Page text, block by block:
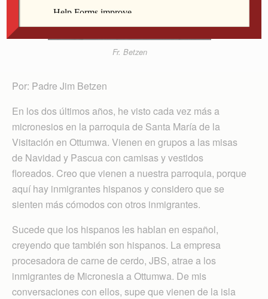
Fr. Betzen
Por: Padre Jim Betzen
En los dos últimos años, he visto cada vez más a
micronesios en la parroquia de Santa María de la
Visitación en Ottumwa. Vienen en grupos a las misas
de Navidad y Pascua con camisas y vestidos
floreados. Creo que vienen a nuestra parroquia, porque
aquí hay inmigrantes hispanos y considero que se
sienten más cómodos con otros inmigrantes.
Sucede que los hispanos les hablan en español,
creyendo que también son hispanos. La empresa
procesadora de carne de cerdo, JBS, atrae a los
inmigrantes de Micronesia a Ottumwa. De mis
conversaciones con ellos, supe que vienen de la isla